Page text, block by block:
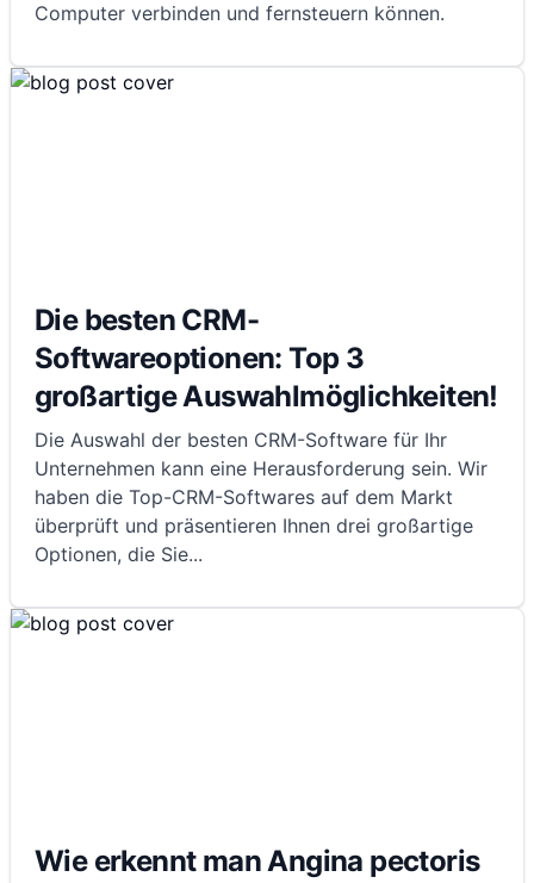
Computer verbinden und fernsteuern können.
Die besten CRM-
Softwareoptionen: Top 3
großartige Auswahlmöglichkeiten!
Die Auswahl der besten CRM-Software für Ihr
Unternehmen kann eine Herausforderung sein. Wir
haben die Top-CRM-Softwares auf dem Markt
überprüft und präsentieren Ihnen drei großartige
Optionen, die Sie...
Wie erkennt man Angina pectoris